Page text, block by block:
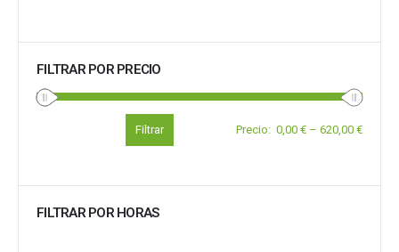
FILTRAR POR PRECIO
Filtrar Precio: 0,00 € – 620,00 €
FILTRAR POR HORAS